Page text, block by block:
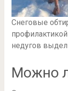
Снеговые
недугов
Можно